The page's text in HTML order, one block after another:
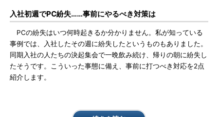
入社初週でPC紛失……事前にやるべき対策は
PCの紛失はいつ何時起きるか分かりません。私が知っている
事例では、入社したその週に紛失したというものもありました。
同期入社の人たちの決起集会で一晩飲み続け、帰りの朝に紛失し
たそうです。こういった事態に備え、事前に打つべき対応を2点
紹介します。